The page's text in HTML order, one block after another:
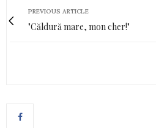
PREVIOUS ARTICLE
"Căldură mare, mon cher!"